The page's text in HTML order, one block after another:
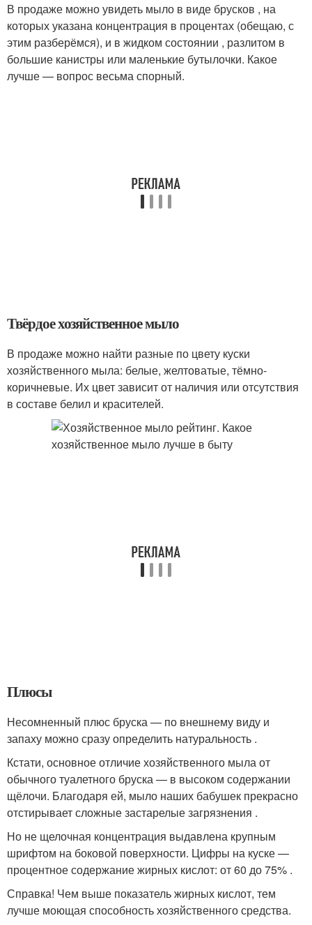
В продаже можно увидеть мыло в виде брусков , на
которых указана концентрация в процентах (обещаю, с
этим разберёмся), и в жидком состоянии , разлитом в
большие канистры или маленькие бутылочки. Какое
лучше — вопрос весьма спорный.
Твёрдое хозяйственное мыло
В продаже можно найти разные по цвету куски
хозяйственного мыла: белые, желтоватые, тёмно-
коричневые. Их цвет зависит от наличия или отсутствия
в составе белил и красителей.
Плюсы
Несомненный плюс бруска — по внешнему виду и
запаху можно сразу определить натуральность .
Кстати, основное отличие хозяйственного мыла от
обычного туалетного бруска — в высоком содержании
щёлочи. Благодаря ей, мыло наших бабушек прекрасно
отстирывает сложные застарелые загрязнения .
Но не щелочная концентрация выдавлена крупным
шрифтом на боковой поверхности. Цифры на куске —
процентное содержание жирных кислот: от 60 до 75% .
Справка! Чем выше показатель жирных кислот, тем
лучше моющая способность хозяйственного средства.